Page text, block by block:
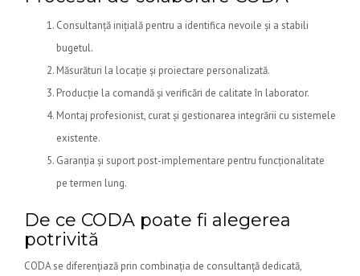
Consultanță inițială pentru a identifica nevoile și a stabili
bugetul.
Măsurături la locație și proiectare personalizată.
Producție la comandă și verificări de calitate în laborator.
Montaj profesionist, curat și gestionarea integrării cu sistemele
existente.
Garanția și suport post-implementare pentru funcționalitate
pe termen lung.
De ce CODA poate fi alegerea
potrivită
CODA se diferențiază prin combinația de consultanță dedicată,